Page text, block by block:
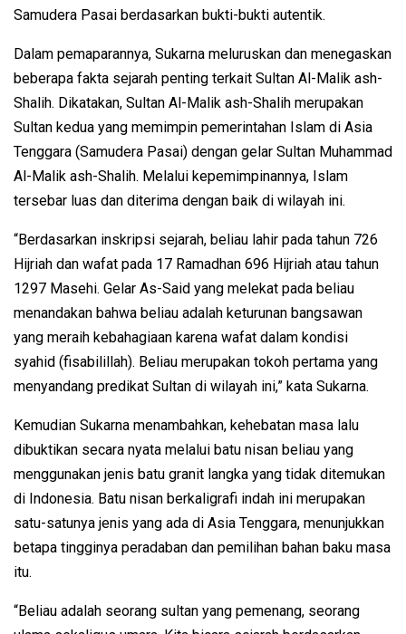
Samudera Pasai berdasarkan bukti-bukti autentik.
Dalam pemaparannya, Sukarna meluruskan dan menegaskan
beberapa fakta sejarah penting terkait Sultan Al-Malik ash-
Shalih. Dikatakan, Sultan Al-Malik ash-Shalih merupakan
Sultan kedua yang memimpin pemerintahan Islam di Asia
Tenggara (Samudera Pasai) dengan gelar Sultan Muhammad
Al-Malik ash-Shalih. Melalui kepemimpinannya, Islam
tersebar luas dan diterima dengan baik di wilayah ini.
“Berdasarkan inskripsi sejarah, beliau lahir pada tahun 726
Hijriah dan wafat pada 17 Ramadhan 696 Hijriah atau tahun
1297 Masehi. Gelar As-Said yang melekat pada beliau
menandakan bahwa beliau adalah keturunan bangsawan
yang meraih kebahagiaan karena wafat dalam kondisi
syahid (fisabilillah). Beliau merupakan tokoh pertama yang
menyandang predikat Sultan di wilayah ini,” kata Sukarna.
Kemudian Sukarna menambahkan, kehebatan masa lalu
dibuktikan secara nyata melalui batu nisan beliau yang
menggunakan jenis batu granit langka yang tidak ditemukan
di Indonesia. Batu nisan berkaligrafi indah ini merupakan
satu-satunya jenis yang ada di Asia Tenggara, menunjukkan
betapa tingginya peradaban dan pemilihan bahan baku masa
itu.
“Beliau adalah seorang sultan yang pemenang, seorang